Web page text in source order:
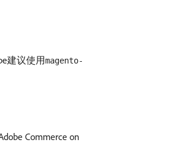
建议使用magento-
Commerce on